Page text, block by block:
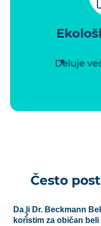
Deluje
Često
Da li Dr. Beckmann
koristim za običan beli